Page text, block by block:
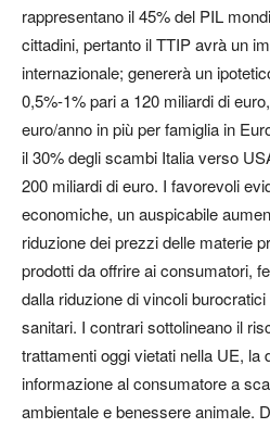
rappresentano il 45% del PIL
cittadini, pertanto il TTIP avrà un
internazionale; genererà un
0,5%-1% pari a 120 miliardi di
euro/anno in più per famiglia in
il 30% degli scambi Italia verso
200 miliardi di euro. I favorevoli
economiche, un auspicabile
riduzione dei prezzi delle materie
prodotti da offrire ai consumatori,
dalla riduzione di vincoli
sanitari. I contrari sottolineano il
trattamenti oggi vietati nella UE, la
informazione al consumatore a
ambientale e benessere animale.